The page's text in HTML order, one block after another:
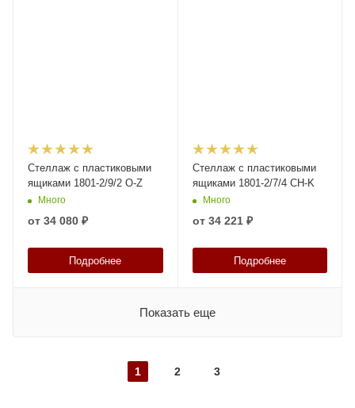
Стеллаж с пластиковыми
ящиками 1801-2/9/2 O-Z
Много
от 34 080 ₽
Подробнее
Стеллаж с пластиковыми
ящиками 1801-2/7/4 CH-K
Много
от 34 221 ₽
Подробнее
Показать еще
1 2 3